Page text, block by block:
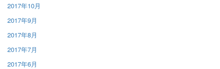
2017年10月
2017年9月
2017年8月
2017年7月
2017年6月